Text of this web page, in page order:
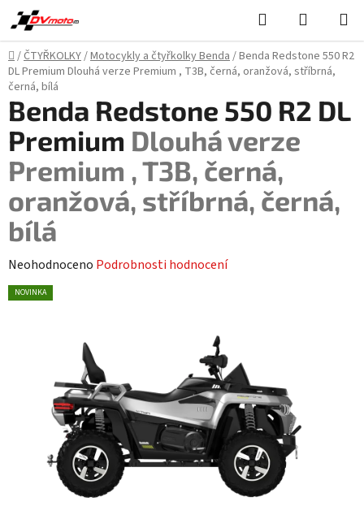
Přejít
na
obsah
Hledat
KOŠÍK
Domů
/ČTYŘKOLKY/Motocykly a čtyřkolky Benda/Benda Redstone 550 R2
DL Premium Dlouhá verze Premium , T3B, černá, oranžová, stříbrná,
černá, bílá
Benda Redstone 550 R2 DL
Premium Dlouhá verze
Premium , T3B, černá,
oranžová, stříbrná, černá,
bílá
Průměrné
hodnocení
hvězdiček.
Neohodnoceno Podrobnosti hodnocení
NOVINKA